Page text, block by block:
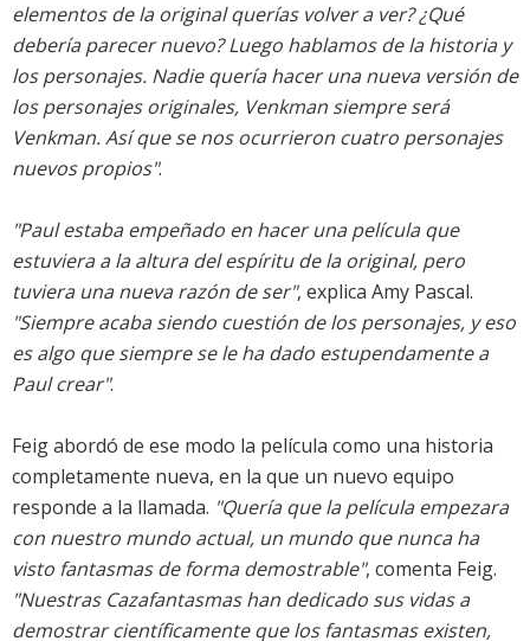
elementos de la original querías volver a ver? ¿Qué
debería parecer nuevo? Luego hablamos de la historia y
los personajes. Nadie quería hacer una nueva versión de
los personajes originales, Venkman siempre será
Venkman. Así que se nos ocurrieron cuatro personajes
nuevos propios".
"Paul estaba empeñado en hacer una película que
estuviera a la altura del espíritu de la original, pero
tuviera una nueva razón de ser", explica Amy Pascal.
"Siempre acaba siendo cuestión de los personajes, y eso
es algo que siempre se le ha dado estupendamente a
Paul crear".
Feig abordó de ese modo la película como una historia
completamente nueva, en la que un nuevo equipo
responde a la llamada. "Quería que la película empezara
con nuestro mundo actual, un mundo que nunca ha
visto fantasmas de forma demostrable", comenta Feig.
"Nuestras Cazafantasmas han dedicado sus vidas a
demostrar científicamente que los fantasmas existen,